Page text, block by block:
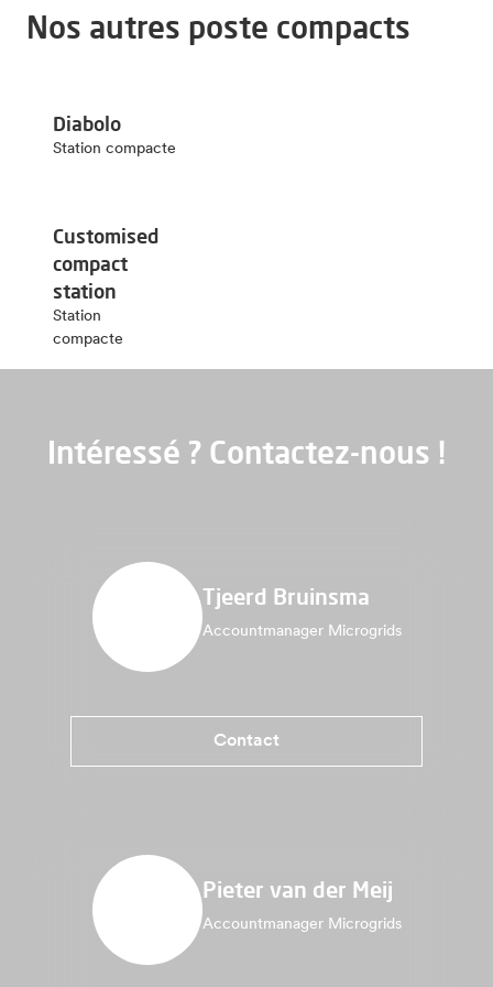
Nos autres poste compacts
Diabolo
Station compacte
Customised
compact
station
Station
compacte
Intéressé ? Contactez-nous !
Tjeerd Bruinsma
Accountmanager Microgrids
Contact
Pieter van der Meij
Accountmanager Microgrids